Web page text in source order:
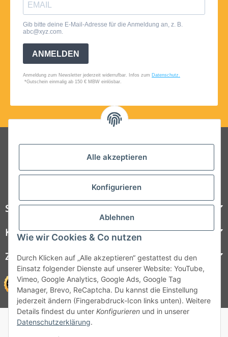
Alle akzeptieren
Konfigurieren
Ablehnen
Wie wir Cookies & Co nutzen
Durch Klicken auf „Alle akzeptieren“ gestattest du den
Einsatz folgender Dienste auf unserer Website: YouTube,
Vimeo, Google Analytics, Google Ads, Google Tag
Manager, Brevo, ReCaptcha. Du kannst die Einstellung
jederzeit ändern (Fingerabdruck-Icon links unten). Weitere
Details findest du unter Konfigurieren und in unserer
Datenschutzerklärung.
Folgt uns auf Social Media
Steelboxx
Kundenservice
Zahlungsmöglichkeiten
© 1964 - 2026 Lüllmann GmbH